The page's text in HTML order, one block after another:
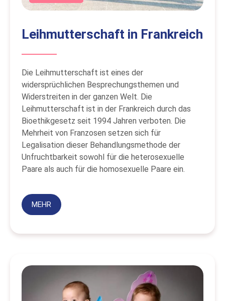
Leihmutterschaft in Frankreich
Die Leihmutterschaft ist eines der
widersprüchlichen Besprechungsthemen und
Widerstreiten in der ganzen Welt. Die
Leihmutterschaft ist in der Frankreich durch das
Bioethikgesetz seit 1994 Jahren verboten. Die
Mehrheit von Franzosen setzen sich für
Legalisation dieser Behandlungsmethode der
Unfruchtbarkeit sowohl für die heterosexuelle
Paare als auch für die homosexuelle Paare ein.
MEHR